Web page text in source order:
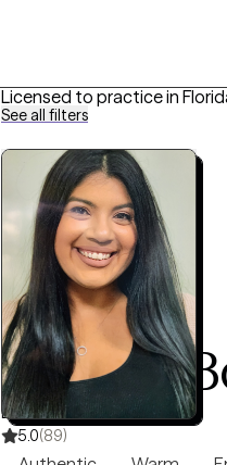
Licensed to practice in
See all filters
Izayana
LMFT, 6 years of experience
5.0(89)